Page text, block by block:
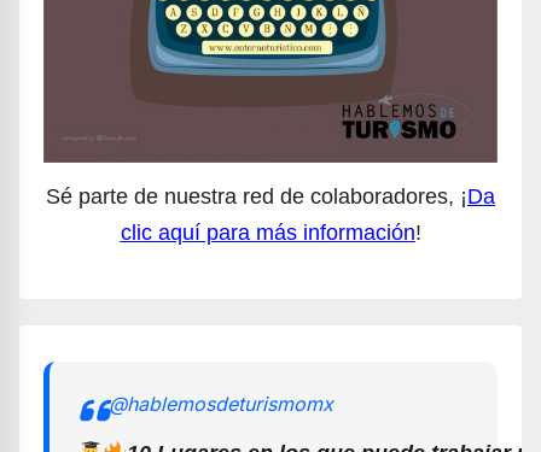
Sé parte de nuestra red de colaboradores, ¡Da
clic aquí para más información!
@hablemosdeturismomx